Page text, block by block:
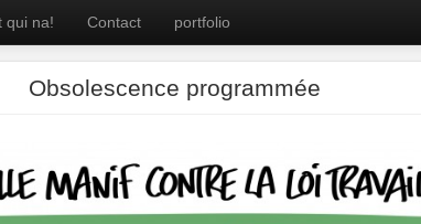
qui na! Contact portfolio
Obsolescence programmée